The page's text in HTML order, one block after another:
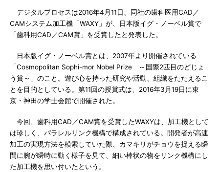
デジタルプロセスは2016年4月11日、同社の歯科医用CAD／
CAMシステム加工機「WAXY」が、日本版イグ・ノーベル賞で
「歯科用CAD／CAM賞」を受賞したと発表した。
日本版イグ・ノーベル賞とは、2007年より開催されている
「Cosmopolitan Sophi-mor Nobel Prize ～国際2匹目のどじょ
う賞～」のこと。遊び心を持った研究や活動、組織をたたえるこ
とを目的としている。第11回の授賞式は、2016年3月19日に東
京・神田の学士会館で開催された。
今回、歯科用CAD／CAM賞を受賞したWAXYは、加工機として
は珍しく、パラレルリンク機構で構成されている。開発者が高速
加工の実現方法を模索していた際、カマキリがチョウを捉える瞬
間に腕が瞬時に動く様子を見て、細い棒状の物をリンク機構にし
た加工機を思い付いたという。